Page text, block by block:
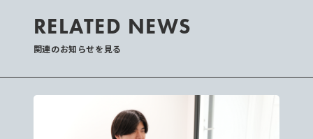
RELATED NEWS
関連のお知らせを見る